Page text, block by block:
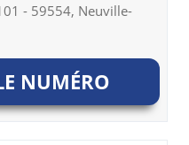
- 59554, Neuville-
NUMÉRO